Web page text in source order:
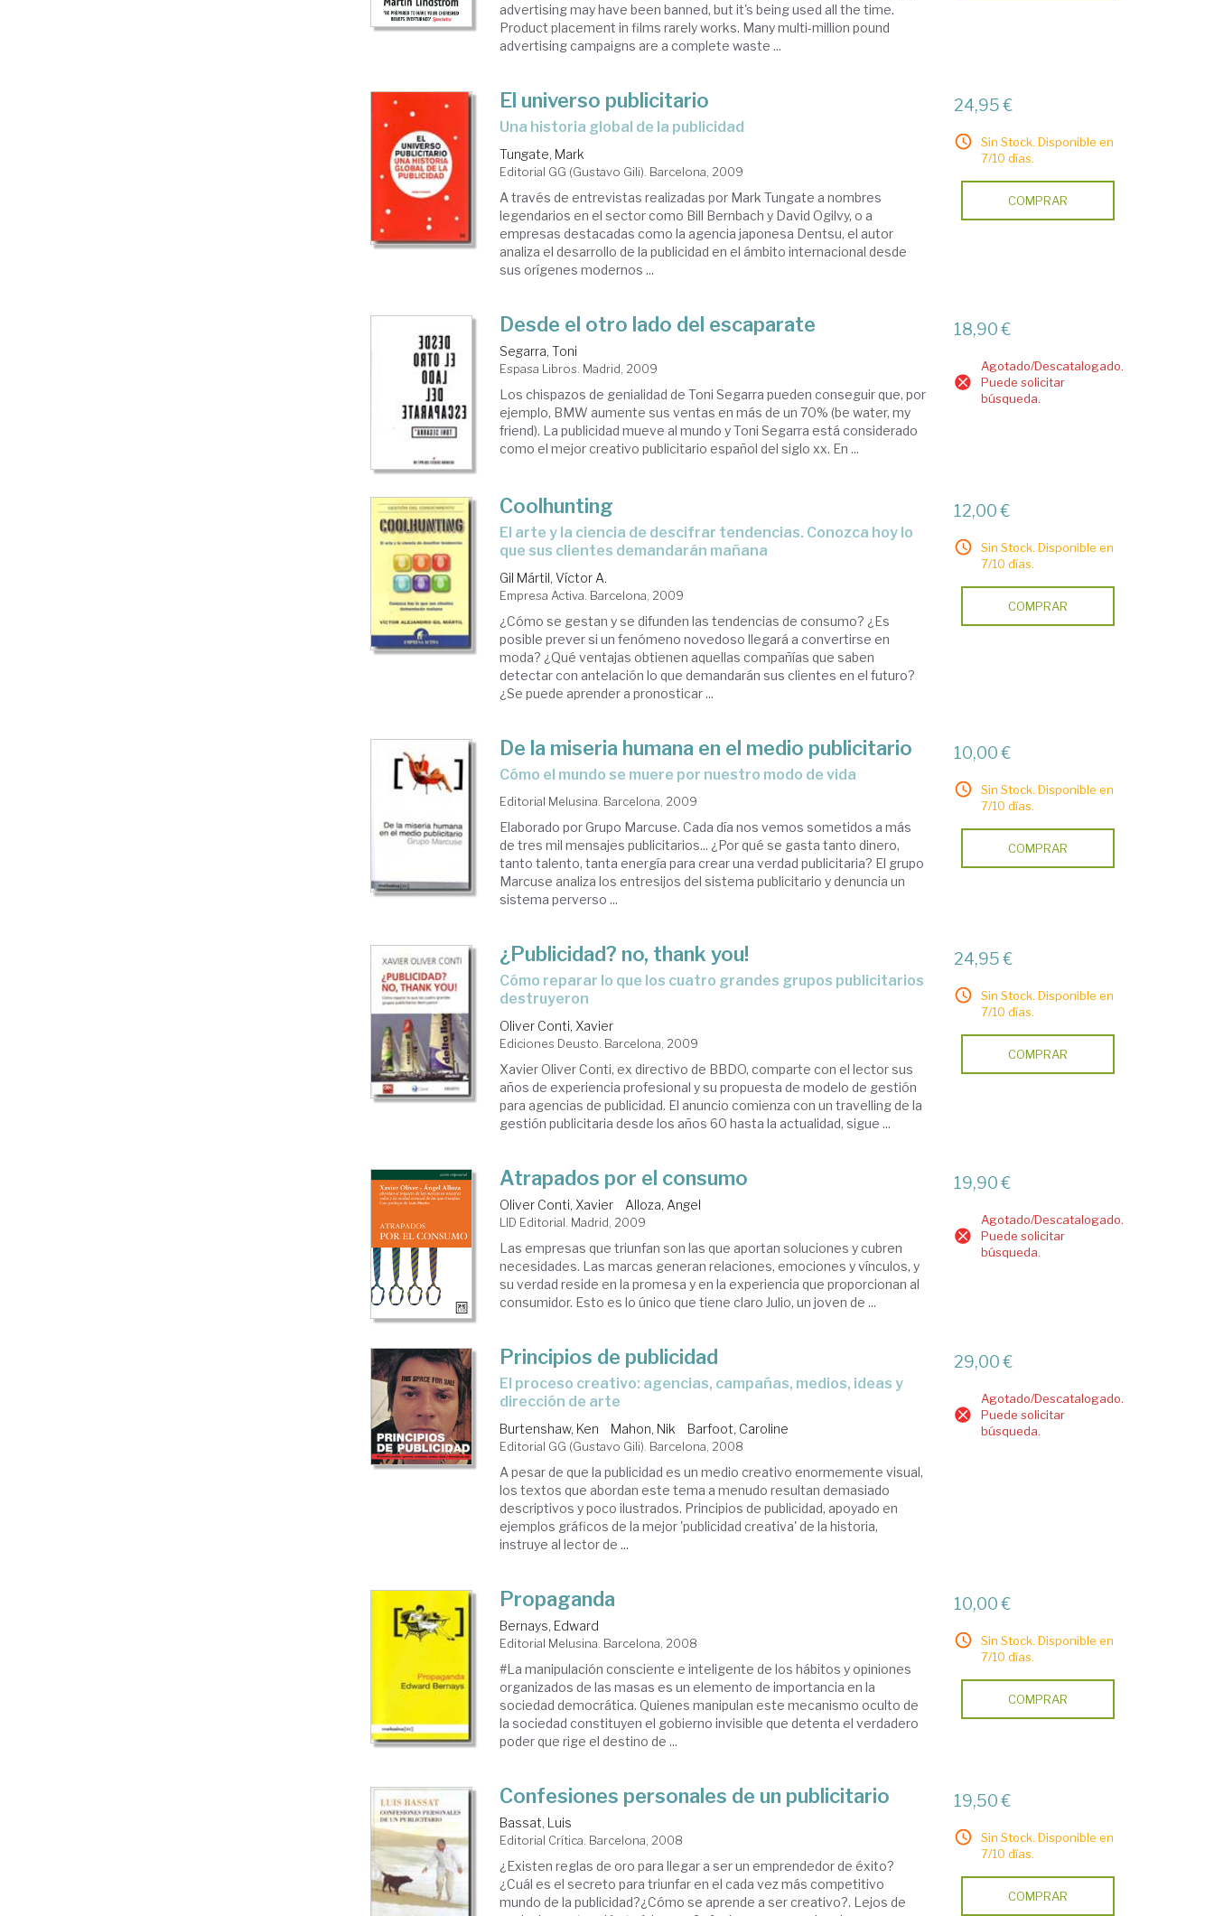
advertising may have been banned, but it's being used all the time.
Product placement in films rarely works. Many multi-million pound
advertising campaigns are a complete waste ...
El universo publicitario
una historia global de la publicidad
Tungate, Mark
Editorial GG (Gustavo Gili). Barcelona, 2009
A través de entrevistas realizadas por Mark Tungate a nombres
legendarios en el sector como Bill Bernbach y David Ogilvy, o a
empresas destacadas como la agencia japonesa Dentsu, el autor
analiza el desarrollo de la publicidad en el ámbito internacional desde
sus orígenes modernos ...
24,95 €
Sin Stock. Disponible en
7/10 días.
COMPRAR
Desde el otro lado del escaparate
Segarra, Toni
Espasa Libros. Madrid, 2009
Los chispazos de genialidad de Toni Segarra pueden conseguir que, por
ejemplo, BMW aumente sus ventas en más de un 70% (be water, my
friend). La publicidad mueve al mundo y Toni Segarra está considerado
como el mejor creativo publicitario español del siglo xx. En ...
18,90 €
Agotado/Descatalogado.
Puede solicitar
búsqueda.
Coolhunting
el arte y la ciencia de descifrar tendencias. Conozca hoy lo
que sus clientes demandarán mañana
Gil Mártil, Víctor A.
Empresa Activa. Barcelona, 2009
¿Cómo se gestan y se difunden las tendencias de consumo? ¿Es
posible prever si un fenómeno novedoso llegará a convertirse en
moda? ¿Qué ventajas obtienen aquellas compañías que saben
detectar con antelación lo que demandarán sus clientes en el futuro?
¿Se puede aprender a pronosticar ...
12,00 €
Sin Stock. Disponible en
7/10 días.
COMPRAR
De la miseria humana en el medio publicitario
cómo el mundo se muere por nuestro modo de vida
Editorial Melusina. Barcelona, 2009
Elaborado por Grupo Marcuse. Cada día nos vemos sometidos a más
de tres mil mensajes publicitarios... ¿Por qué se gasta tanto dinero,
tanto talento, tanta energía para crear una verdad publicitaria? El grupo
Marcuse analiza los entresijos del sistema publicitario y denuncia un
sistema perverso ...
10,00 €
Sin Stock. Disponible en
7/10 días.
COMPRAR
¿Publicidad? no, thank you!
cómo reparar lo que los cuatro grandes grupos publicitarios
destruyeron
Oliver Conti, Xavier
Ediciones Deusto. Barcelona, 2009
Xavier Oliver Conti, ex directivo de BBDO, comparte con el lector sus
años de experiencia profesional y su propuesta de modelo de gestión
para agencias de publicidad. El anuncio comienza con un travelling de la
gestión publicitaria desde los años 60 hasta la actualidad, sigue ...
24,95 €
Sin Stock. Disponible en
7/10 días.
COMPRAR
Atrapados por el consumo
Oliver Conti, Xavier Alloza, Angel
LID Editorial. Madrid, 2009
Las empresas que triunfan son las que aportan soluciones y cubren
necesidades. Las marcas generan relaciones, emociones y vínculos, y
su verdad reside en la promesa y en la experiencia que proporcionan al
consumidor. Esto es lo único que tiene claro Julio, un joven de ...
19,90 €
Agotado/Descatalogado.
Puede solicitar
búsqueda.
Principios de publicidad
el proceso creativo: agencias, campañas, medios, ideas y
dirección de arte
Burtenshaw, Ken Mahon, Nik Barfoot, Caroline
Editorial GG (Gustavo Gili). Barcelona, 2008
A pesar de que la publicidad es un medio creativo enormemente visual,
los textos que abordan este tema a menudo resultan demasiado
descriptivos y poco ilustrados. Principios de publicidad, apoyado en
ejemplos gráficos de la mejor 'publicidad creativa' de la historia,
instruye al lector de ...
29,00 €
Agotado/Descatalogado.
Puede solicitar
búsqueda.
Propaganda
Bernays, Edward
Editorial Melusina. Barcelona, 2008
#La manipulación consciente e inteligente de los hábitos y opiniones
organizados de las masas es un elemento de importancia en la
sociedad democrática. Quienes manipulan este mecanismo oculto de
la sociedad constituyen el gobierno invisible que detenta el verdadero
poder que rige el destino de ...
10,00 €
Sin Stock. Disponible en
7/10 días.
COMPRAR
Confesiones personales de un publicitario
Bassat, Luis
Editorial Crítica. Barcelona, 2008
¿Existen reglas de oro para llegar a ser un emprendedor de éxito?
¿Cuál es el secreto para triunfar en el cada vez más competitivo
mundo de la publicidad?¿Cómo se aprende a ser creativo?. Lejos de
19,50 €
Sin Stock. Disponible en
7/10 días.
COMPRAR